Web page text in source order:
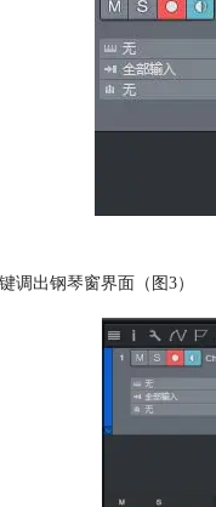
调出钢琴窗界面（图3）